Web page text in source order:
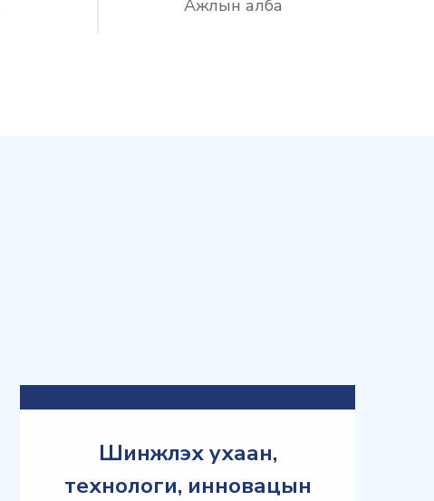
Ажлын алба
Шинжлэх ухаан,
технологи, инновацын